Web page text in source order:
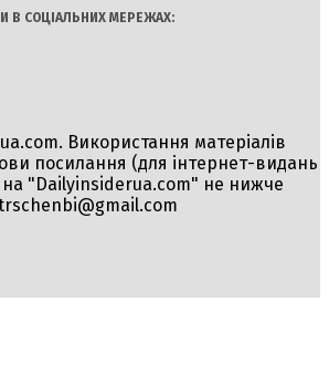
В СОЦІАЛЬНИХ МЕРЕЖАХ:
Використання матеріалів
посилання (для інтернет-видань
на "Dailyinsiderua.com" не нижче